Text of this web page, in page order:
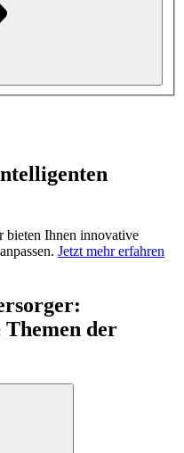
bieten Ihnen innovative
Jetzt mehr erfahren
Themen der